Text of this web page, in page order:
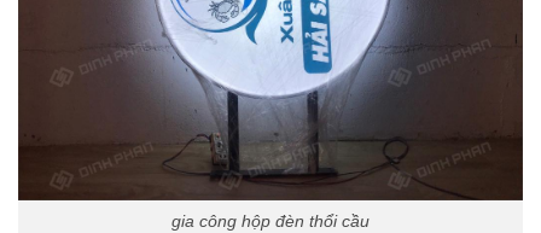
gia công hộp đèn thổi cầu